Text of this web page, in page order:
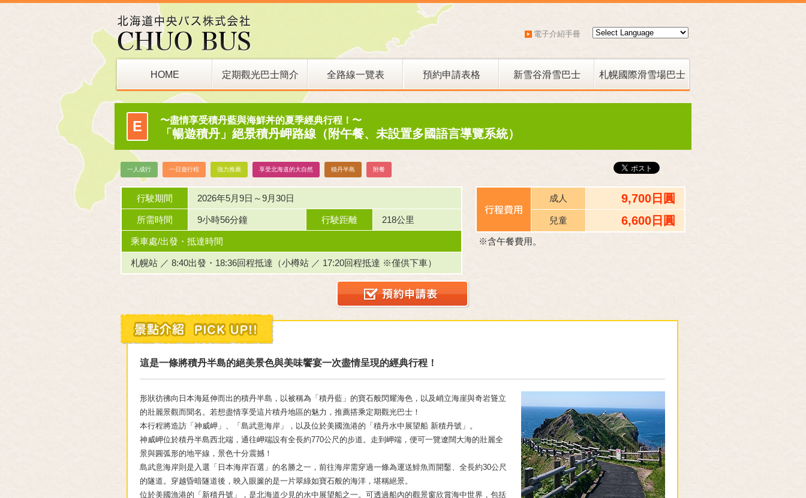
電子介紹手冊
HOME 定期觀光巴士簡介 全路線一覽表 預約申請表格 新雪谷滑雪巴士 札幌國際滑雪場巴士
巴士站 新雪谷滑雪巴士 国際スキー場線
E 〜盡情享受積丹藍與海鮮丼的夏季經典行程！〜
「暢遊積丹」絕景積丹岬路線（附午餐、未設置多國語言導覽系統）
一人成行 一日遊行程 強力推薦 享受北海道的大自然 積丹半島 附餐
行駛期間 2026年5月9日～9月30日
所需時間 9小時56分鐘 行駛距離 218公里
乘車處/出發・抵達時間
札幌站 ／ 8:40出發・18:36回程抵達（小樽站 ／ 17:20回程抵達 ※僅供下車）
成人 9,700日圓
兒童 6,600日圓
※含午餐費用。
這是一條將積丹半島的絕美景色與美味饗宴一次盡情呈現的經典行程！
形狀彷彿向日本海延伸而出的積丹半島，以被稱為「積丹藍」的寶石般閃耀海色，以及峭立海崖與奇岩聳立
的壯麗景觀而聞名。若想盡情享受這片積丹地區的魅力，推薦搭乘定期觀光巴士！
本行程將造訪「神威岬」、「島武意海岸」，以及位於美國漁港的「積丹水中展望船 新積丹號」。
神威岬位於積丹半島西北端，通往岬端設有全長約770公尺的步道。走到岬端，便可一覽遼闊大海的壯麗全
景與圓弧形的地平線，景色十分震撼！
島武意海岸則是入選「日本海岸百選」的名勝之一，前往海岸需穿過一條為運送鯡魚而開鑿、全長約30公尺
的隧道。穿越昏暗隧道後，映入眼簾的是一片翠綠如寶石般的海洋，堪稱絕景。
位於美國漁港的「新積丹號」，是北海道少見的水中展望船之一。可透過船內的觀景窗欣賞海中世界，包括